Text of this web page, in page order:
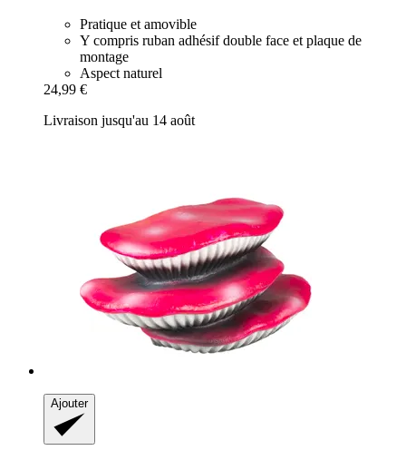
Pratique et amovible
Y compris ruban adhésif double face et plaque de
montage
Aspect naturel
24,99 €
Livraison jusqu'au 14 août
Ajouter